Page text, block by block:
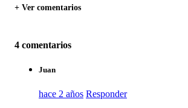
+ Ver comentarios
4 comentarios
Juan
hace 2 años Responder